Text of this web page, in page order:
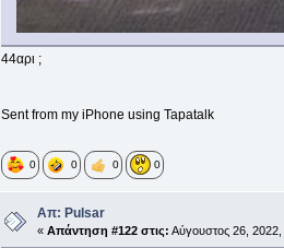
44αρι ;
Sent from my iPhone using Tapatalk
0 0 0 0
Απ: Pulsar
« Απάντηση #122 στις: Αύγουστος 26,